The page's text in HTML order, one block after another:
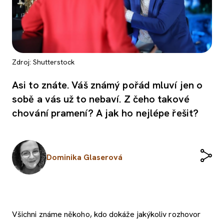
Zdroj: Shutterstock
Asi to znáte. Váš známý pořád mluví jen o
sobě a vás už to nebaví. Z čeho takové
chování pramení? A jak ho nejlépe řešit?
Dominika Glaserová
Všichni známe někoho, kdo dokáže jakýkoliv rozhovor